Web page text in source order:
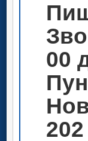
00
202